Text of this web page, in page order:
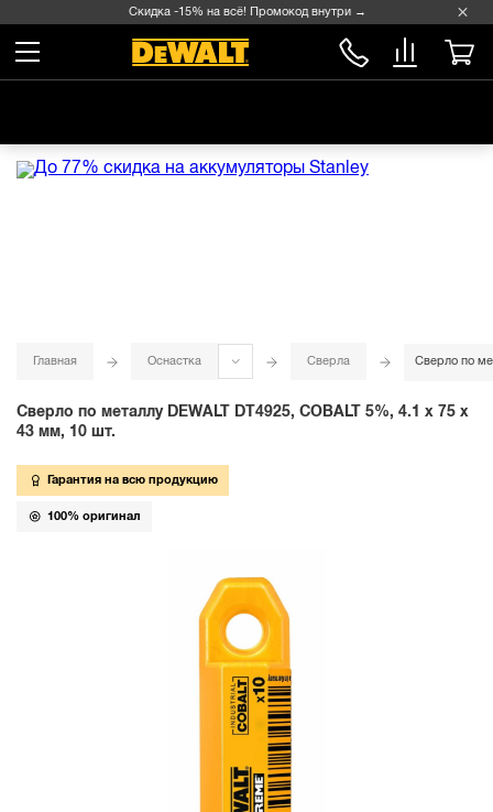
Скидка -15% на всё! Промокод внутри →
Главная Оснастка Сверла Сверло по
Сверло по металлу DEWALT DT4925, COBALT 5%, 4.1 x 75 x
43 мм, 10 шт.
Гарантия на всю продукцию
100% оригинал